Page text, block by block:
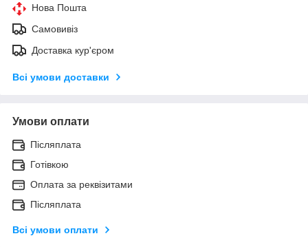
Нова Пошта
Самовивіз
Доставка кур'єром
Всі умови доставки
Умови оплати
Післяплата
Готівкою
Оплата за реквізитами
Післяплата
Всі умови оплати